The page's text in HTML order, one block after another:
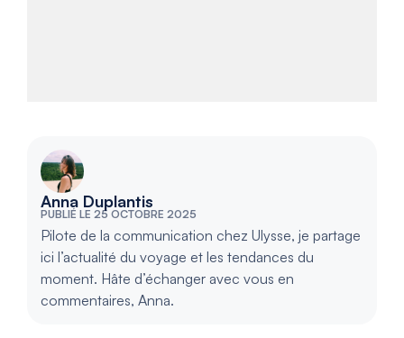
Anna Duplantis
PUBLIÉ LE 25 OCTOBRE 2025
Pilote de la communication chez Ulysse, je partage
ici l’actualité du voyage et les tendances du
moment. Hâte d’échanger avec vous en
commentaires, Anna.